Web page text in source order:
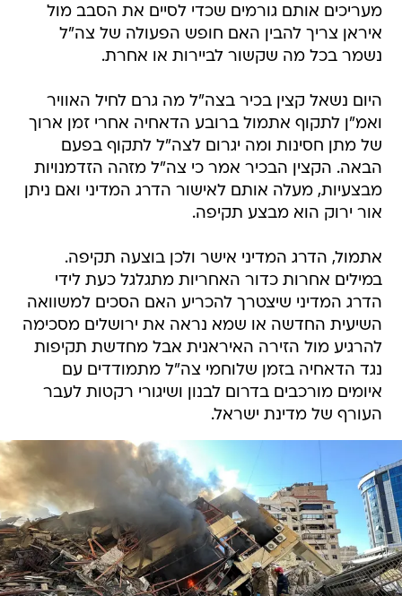
מעריכים אותם גורמים שכדי לסיים את הסבב מול
איראן צריך להבין האם חופש הפעולה של צה"ל
נשמר בכל מה שקשור לביירות או אחרת.
היום נשאל קצין בכיר בצה"ל מה גרם לחיל האוויר
ואמ"ן לתקוף אתמול ברובע הדאחיה אחרי זמן ארוך
של מתן חסינות ומה יגרום לצה"ל לתקוף בפעם
הבאה. הקצין הבכיר אמר כי צה"ל מזהה הזדמנויות
מבצעיות, מעלה אותם לאישור הדרג המדיני ואם ניתן
אור ירוק הוא מבצע תקיפה.
אתמול, הדרג המדיני אישר ולכן בוצעה תקיפה.
במילים אחרות כדור האחריות מתגלגל כעת לידי
הדרג המדיני שיצטרך להכריע האם הסכים למשוואה
השיעית החדשה או שמא נראה את ירושלים מסכימה
להרגיע מול הזירה האיראנית אבל מחדשת תקיפות
נגד הדאחיה בזמן שלוחמי צה"ל מתמודדים עם
איומים מורכבים בדרום לבנון ושיגורי רקטות לעבר
העורף של מדינת ישראל.